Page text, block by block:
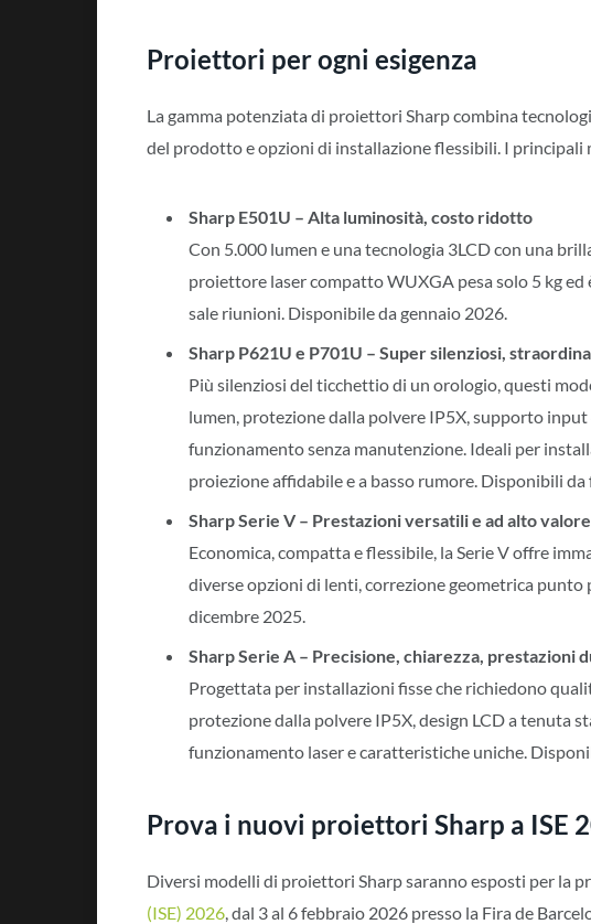
Proiettori per ogni esigenza
La gamma potenziata di proiettori Sharp combina
del prodotto e opzioni di installazione flessibili. I principali
Sharp E501U – Alta luminosità, costo ridotto
Con 5.000 lumen e una tecnologia 3LCD con una
proiettore laser compatto WUXGA pesa solo 5 kg
sale riunioni. Disponibile da gennaio 2026.
Sharp P621U e P701U – Super silenziosi,
Più silenziosi del ticchettio di un orologio, questi
lumen, protezione dalla polvere IP5X, supporto
funzionamento senza manutenzione. Ideali per
proiezione affidabile e a basso rumore. Disponibili
Sharp Serie V – Prestazioni versatili e ad alto valore
Economica, compatta e flessibile, la Serie V offre
diverse opzioni di lenti, correzione geometrica punto
dicembre 2025.
Sharp Serie A – Precisione, chiarezza, prestazioni
Progettata per installazioni fisse che richiedono
protezione dalla polvere IP5X, design LCD a tenuta
funzionamento laser e caratteristiche uniche.
Prova i nuovi proiettori Sharp a ISE
Diversi modelli di proiettori Sharp saranno esposti per la
(ISE) 2026, dal 3 al 6 febbraio 2026 presso la Fira de